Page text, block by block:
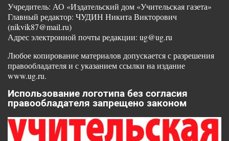
Учредитель: АО «Издательский дом «Учительская газета»
Главный редактор: ЧУДИН Никита Викторович
(nikvik87@mail.ru)
Адрес электронной почты редакции: ug@ug.ru
Любое копирование материалов допускается с разрешения
правообладателя и с указанием ссылки на издание
www.ug.ru.
Использование логотипа без согласия
правообладателя запрещено законом